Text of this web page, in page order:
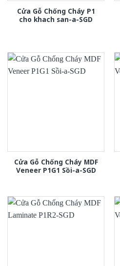
Cửa Gỗ Chống Cháy P1
cho khach san-a-SGD
Cửa Gỗ Chống Cháy MDF
Veneer P1G1 Sồi-a-SGD